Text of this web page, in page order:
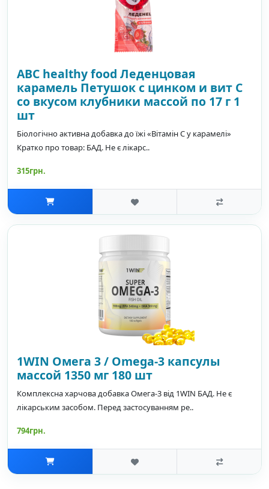
ABC healthy food Леденцовая
карамель Петушок с цинком и вит С
со вкусом клубники массой по 17 г 1
шт
Біологічно активна добавка до їжі «Вітамін С у карамелі»
Кратко про товар: БАД. Не є лікарс..
315грн.
1WIN Омега 3 / Omega-3 капсулы
массой 1350 мг 180 шт
Комплексна харчова добавка Омега-3 від 1WIN БАД. Не є
лікарським засобом. Перед застосуванням ре..
794грн.